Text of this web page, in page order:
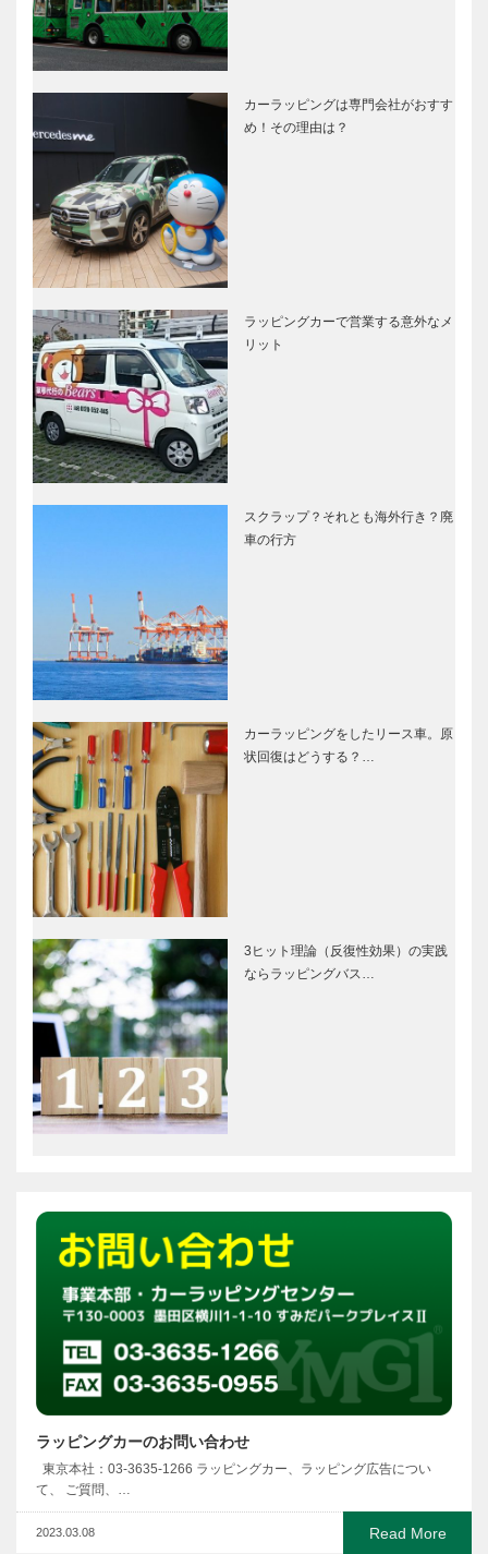
カーラッピングは専門会社がおすす
め！その理由は？
ラッピングカーで営業する意外なメ
リット
スクラップ？それとも海外行き？廃
車の行方
カーラッピングをしたリース車。原
状回復はどうする？…
3ヒット理論（反復性効果）の実践
ならラッピングバス…
ラッピングカーのお問い合わせ
東京本社：03-3635-1266 ラッピングカー、ラッピング広告につい
て、 ご質問、…
Read More
2023.03.08